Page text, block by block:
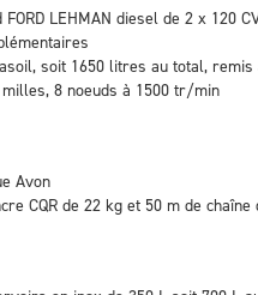
LEHMAN diesel de 2 x 120
soit 1650 litres au total, remis
milles, 8 noeuds à 1500 tr/min
Avon
CQR de 22 kg et 50 m de